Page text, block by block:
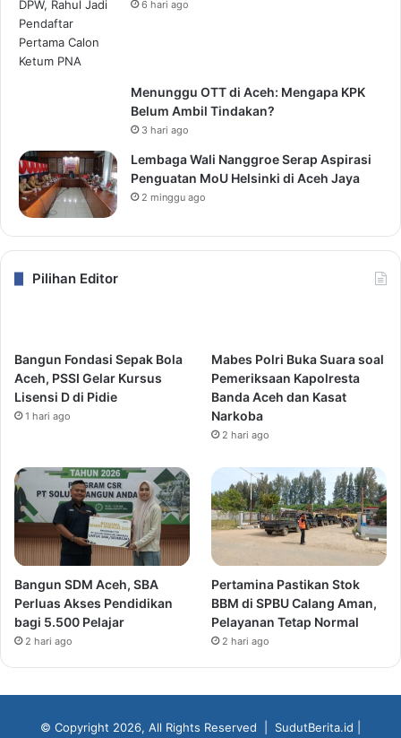
6 hari ago
Menunggu OTT di Aceh: Mengapa KPK
Belum Ambil Tindakan?
3 hari ago
Lembaga Wali Nanggroe Serap Aspirasi
Penguatan MoU Helsinki di Aceh Jaya
2 minggu ago
Pilihan Editor
Bangun Fondasi Sepak Bola
Aceh, PSSI Gelar Kursus
Lisensi D di Pidie
1 hari ago
Mabes Polri Buka Suara soal
Pemeriksaan Kapolresta
Banda Aceh dan Kasat
Narkoba
2 hari ago
Bangun SDM Aceh, SBA
Perluas Akses Pendidikan
bagi 5.500 Pelajar
2 hari ago
Pertamina Pastikan Stok
BBM di SPBU Calang Aman,
Pelayanan Tetap Normal
2 hari ago
© Copyright 2026, All Rights Reserved | SudutBerita.id